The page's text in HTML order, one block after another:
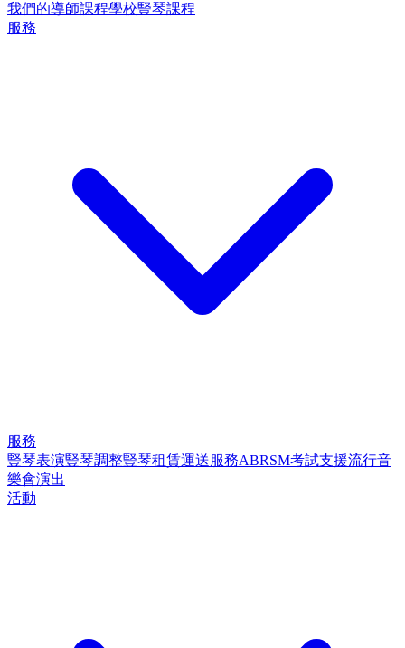
我們的導師課程學校豎琴課程
服務
服務
豎琴表演豎琴調整豎琴租賃運送服務ABRSM考試支援流行音
樂會演出
活動